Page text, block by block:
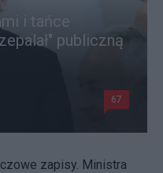
i tańce
publiczną
67
zapisy. Ministra